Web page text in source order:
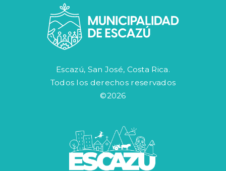
Escazú, San José, Costa Rica.
Todos los derechos reservados
©2026